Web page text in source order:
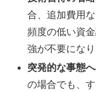
合、追加費用
頻度の低い資
強が不要になり
突発的な事態
の場合でも、